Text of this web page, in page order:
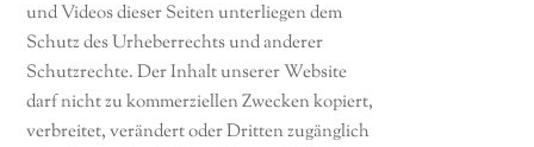
und Videos dieser Seiten unterliegen dem
Schutz des Urheberrechts und anderer
Schutzrechte. Der Inhalt unserer Website
darf nicht zu kommerziellen Zwecken kopiert,
verbreitet, verändert oder Dritten zugänglich